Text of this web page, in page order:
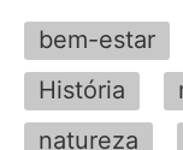
bem-estar
História
natureza